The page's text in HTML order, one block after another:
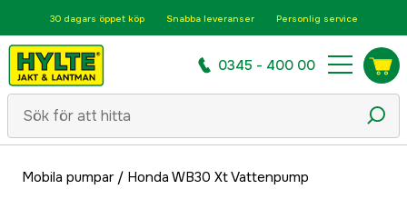
30 dagars öppet köp Snabba leveranser Personlig service
0345 - 400 00
Mobila pumpar/ Honda WB30 Xt Vattenpump